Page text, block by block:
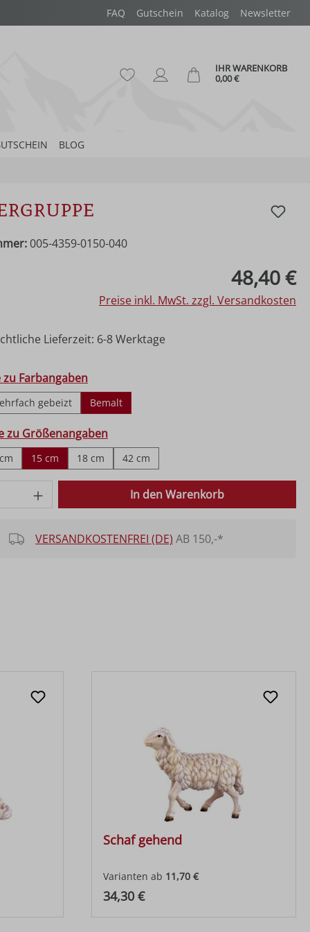
FAQ Gutschein Katalog Newsletter
Du hast 0 Produkte auf dem
IHR WARENKORB
0,00 €
BLOG
005-4359-0150-040
48,40 €
Preise inkl. MwSt. zzgl. Versandkosten
Lieferzeit: 6-8 Werktage
zu Farbangaben
gebeizt Bemalt
zu Größenangaben
15 cm 18 cm 42 cm
Anzahl: Gib den gewünschten Wert
In den Warenkorb
VERSANDKOSTENFREI (DE) AB 150,-*
Schaf gehend
Varianten ab 11,70 €
Regulärer Preis:
34,30 €